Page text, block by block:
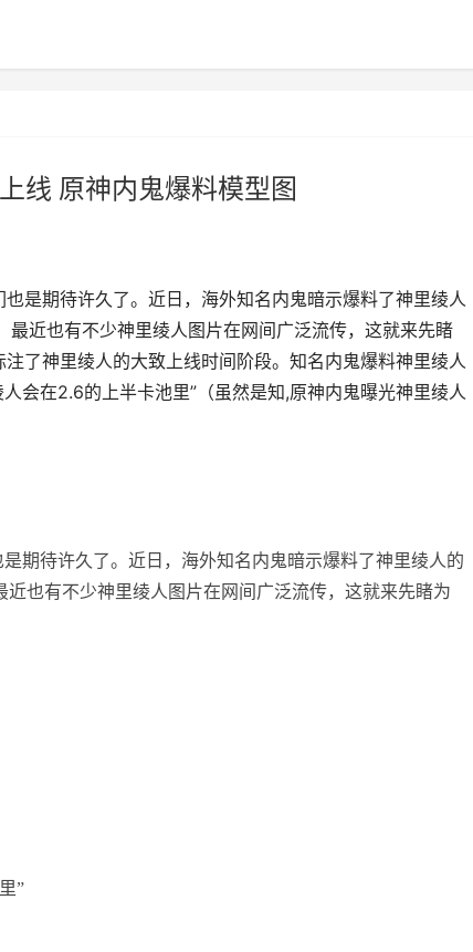
线 原神内鬼爆料模型图
是期待许久了。近日，海外知名内鬼暗示爆料了神里绫人
最近也有不少神里绫人图片在网间广泛流传，这就来先睹
了神里绫人的大致上线时间阶段。知名内鬼爆料神里绫人
会在2.6的上半卡池里”（虽然是知,原神内鬼曝光神里绫人
期待许久了。近日，海外知名内鬼暗示爆料了神里绫人的
近也有不少神里绫人图片在网间广泛流传，这就来先睹为
”